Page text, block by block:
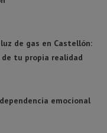
de gas en Castellón:
de tu propia realidad
emocional